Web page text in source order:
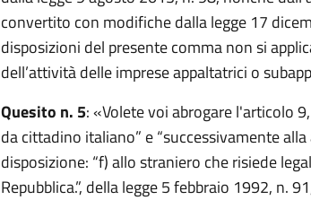
convertito con modifiche dalla legge 17
disposizioni del presente comma non si
dell’attività delle imprese appaltatrici o
Quesito n. 5: «Volete voi abrogare l'articolo
da cittadino italiano” e “successivamente
disposizione: “f) allo straniero che risiede
Repubblica.”, della legge 5 febbraio 1992, n.